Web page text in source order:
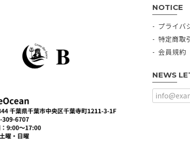
NOTICE
プライバ
特定商取
会員規約
NEWS